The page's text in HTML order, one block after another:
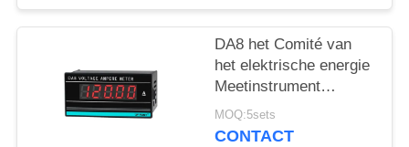
DA8 het Comité van
het elektrische energie
Meetinstrument
Digitaal de
Ampèremeetapparaat
MOQ:5sets
CONTACT